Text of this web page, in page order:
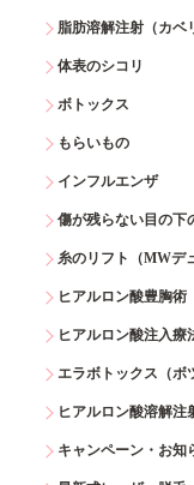
脂肪溶解注射（カベ
体表のシコリ
ボトックス
もらいもの
インフルエンザ
傷が残らない目の下
糸のリフト（MWデ
ヒアルロン酸豊胸術
ヒアルロン酸注入療
エラボトックス（ボ
ヒアルロン酸溶解注
キャンペーン・お知